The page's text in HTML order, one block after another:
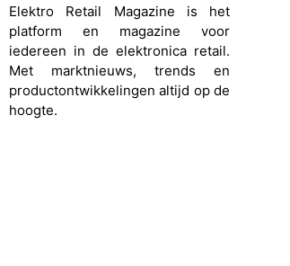
Elektro Retail Magazine is het
platform en magazine voor
iedereen in de elektronica retail.
Met marktnieuws, trends en
productontwikkelingen altijd op de
hoogte.